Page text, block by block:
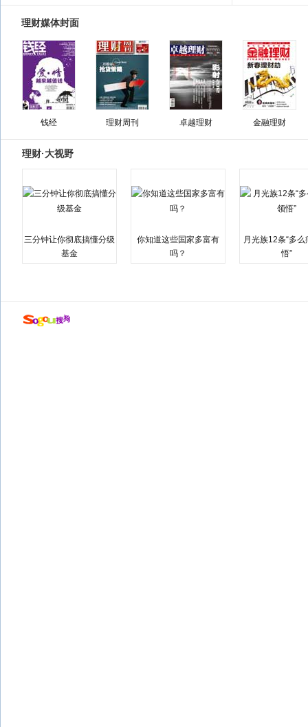
理财媒体封面
钱经 理财周刊 卓越理财 金融理财
理财·大视野
三分钟让你彻底搞懂分级
基金
你知道这些国家多富有
吗？
月光族12条“多么
悟”